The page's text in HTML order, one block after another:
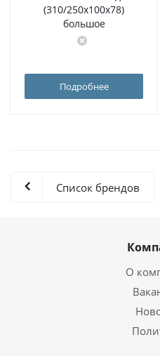
(310/250x100x78)
большое
Подробнее
Список брендов
О